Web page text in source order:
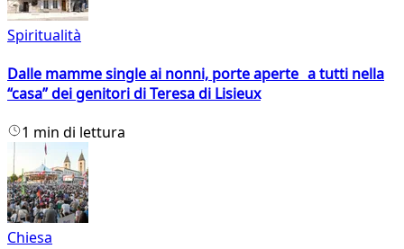
Spiritualità
Dalle mamme single ai nonni, porte aperte a tutti nella
“casa” dei genitori di Teresa di Lisieux
1 min di lettura
Chiesa